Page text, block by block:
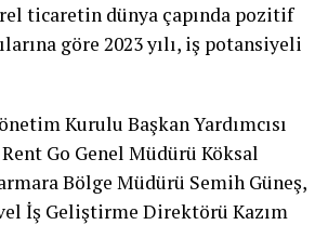
ticaretin dünya çapında pozitif
göre 2023 yılı, iş potansiyeli
Kurulu Başkan Yardımcısı
Go Genel Müdürü Köksal
Bölge Müdürü Semih Güneş,
İş Geliştirme Direktörü Kazım